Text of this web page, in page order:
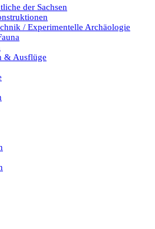
der Sachsen
/ Experimentelle Archäologie
& Ausflüge